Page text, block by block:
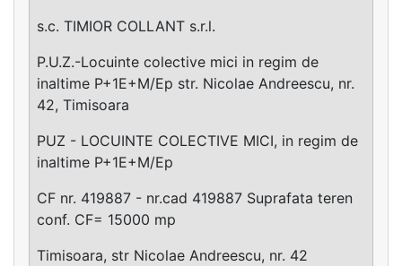
s.c. TIMIOR COLLANT s.r.l.
P.U.Z.-Locuinte colective mici in regim de
inaltime P+1E+M/Ep str. Nicolae Andreescu, nr.
42, Timisoara
PUZ - LOCUINTE COLECTIVE MICI, in regim de
inaltime P+1E+M/Ep
CF nr. 419887 - nr.cad 419887 Suprafata teren
conf. CF= 15000 mp
Timisoara, str Nicolae Andreescu, nr. 42